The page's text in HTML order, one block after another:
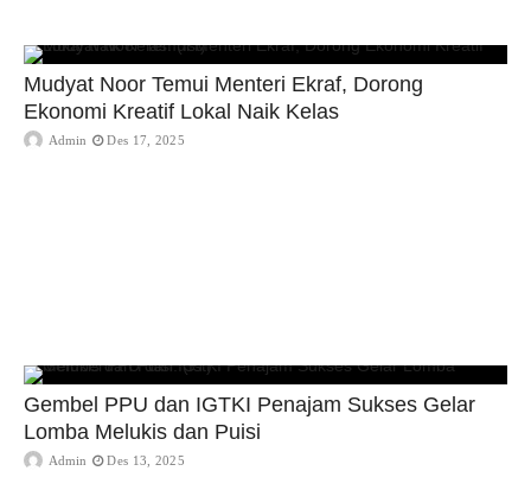
Mudyat Noor Temui Menteri Ekraf, Dorong
Ekonomi Kreatif Lokal Naik Kelas
Admin Des 17, 2025
Gembel PPU dan IGTKI Penajam Sukses Gelar
Lomba Melukis dan Puisi
Admin Des 13, 2025